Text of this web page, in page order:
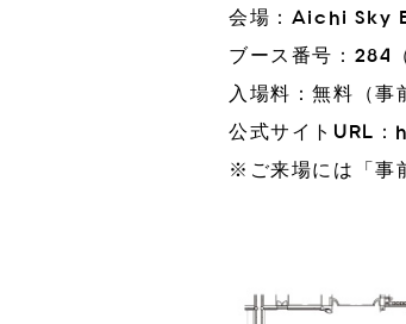
会場：Aichi Sky
ブース番号：284
入場料：無料（事
公式サイトURL：
※ご来場には「事